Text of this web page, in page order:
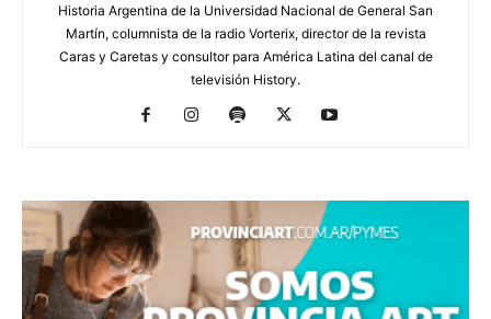
Historia Argentina de la Universidad Nacional de General San
Martín, columnista de la radio Vorterix, director de la revista
Caras y Caretas y consultor para América Latina del canal de
televisión History.